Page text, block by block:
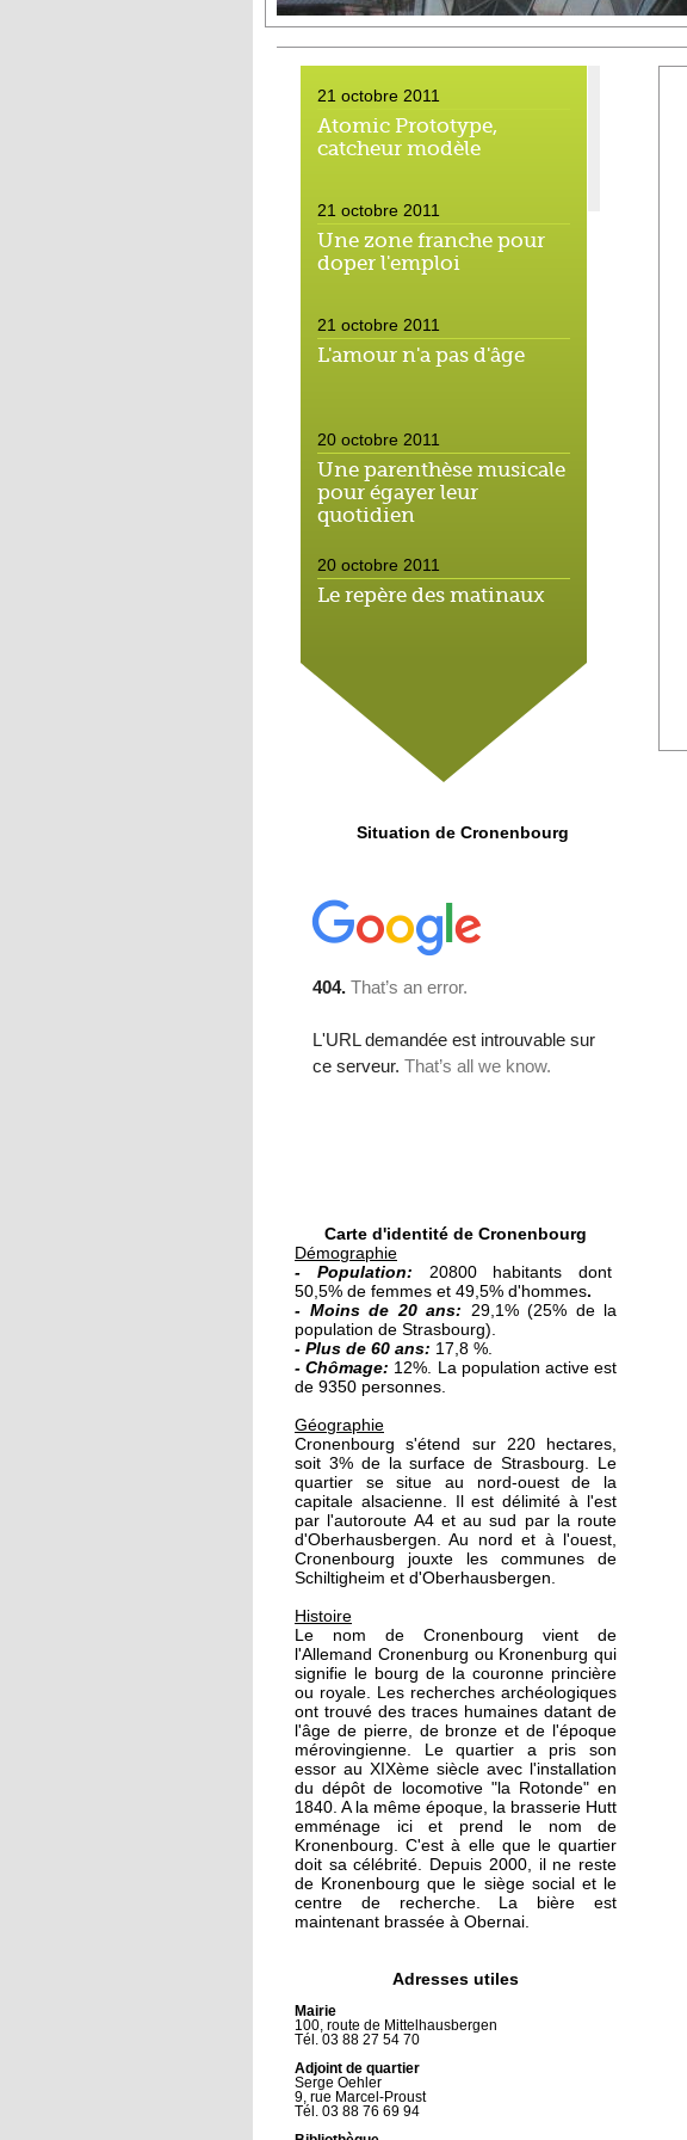
21 octobre 2011
Atomic Prototype,
catcheur modèle
21 octobre 2011
Une zone franche pour
doper l'emploi
21 octobre 2011
L'amour n'a pas d'âge
20 octobre 2011
Une parenthèse musicale
pour égayer leur
quotidien
20 octobre 2011
Le repère des matinaux
20 octobre 2011
Un savoureux mélange
Coupe de France :
18 octobre 2011
La future SPA supplante
18 octobre 2011
Le karaté défense en
18 octobre 2011
Second tour de la
primaire socialiste
17 octobre 2011
17 octobre 2011
Une cuisine multilingue
au Petit Gourmand
17 octobre 2011
Fin de série pour l'Etoile
Noire
15 octobre 2011
A la découverte du cycle-
ball
14 octobre 2011
Le bus de la démocratie
locale présente le
compostage
Les habitants pleurent
leur Mutant
13 octobre 2011
Les élus du conseil de
quartier connus
Situation de Cronenbourg
Carte d'identité de Cronenbourg
Démographie
- Population: 20800 habitants dont
50,5% de femmes et 49,5% d'hommes.
- Moins de 20 ans: 29,1% (25% de la
population de Strasbourg).
- Plus de 60 ans: 17,8 %.
- Chômage: 12%. La population active est
de 9350 personnes.
Géographie
Cronenbourg s'étend sur 220 hectares,
soit 3% de la surface de Strasbourg. Le
quartier se situe au nord-ouest de la
capitale alsacienne. Il est délimité à l'est
par l'autoroute A4 et au sud par la route
d'Oberhausbergen. Au nord et à l'ouest,
Cronenbourg jouxte les communes de
Schiltigheim et d'Oberhausbergen.
Histoire
Le nom de Cronenbourg vient de
l'Allemand Cronenburg ou Kronenburg qui
signifie le bourg de la couronne princière
ou royale. Les recherches archéologiques
ont trouvé des traces humaines datant de
l'âge de pierre, de bronze et de l'époque
mérovingienne. Le quartier a pris son
essor au XIXème siècle avec l'installation
du dépôt de locomotive "la Rotonde" en
1840. A la même époque, la brasserie Hutt
emménage ici et prend le nom de
Kronenbourg. C'est à elle que le quartier
doit sa célébrité. Depuis 2000, il ne reste
de Kronenbourg que le siège social et le
centre de recherche. La bière est
maintenant brassée à Obernai.
Adresses utiles
Mairie
100, route de Mittelhausbergen
Tél. 03 88 27 54 70
Adjoint de quartier
Serge Oehler
9, rue Marcel-Proust
Tél. 03 88 76 69 94